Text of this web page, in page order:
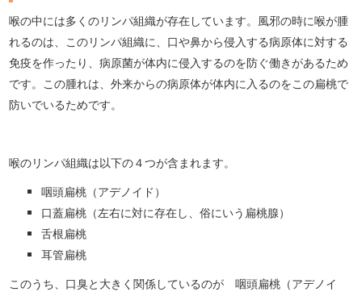
喉の中には多くのリンパ組織が存在しています。風邪の時に喉が腫
れるのは、このリンパ組織に、口や鼻から侵入する病原体に対する
免疫を作ったり、病原菌が体内に侵入するのを防ぐ働きがあるため
です。この腫れは、外来からの病原体が体内に入るのをこの扁桃で
防いでいるためです。
喉のリンパ組織は以下の４つが含まれます。
咽頭扁桃（アデノイド）
口蓋扁桃（左右に対に存在し、俗にいう扁桃腺）
舌根扁桃
耳管扁桃
このうち、口臭と大きく関係しているのが 咽頭扁桃（アデノイ